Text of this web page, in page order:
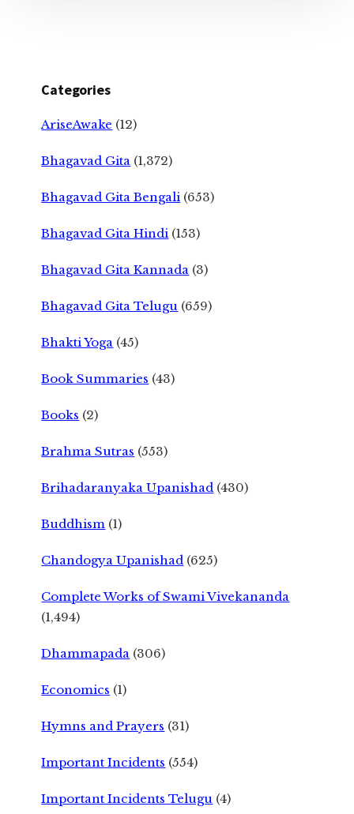
Categories
AriseAwake (12)
Bhagavad Gita (1,372)
Bhagavad Gita Bengali (653)
Bhagavad Gita Hindi (153)
Bhagavad Gita Kannada (3)
Bhagavad Gita Telugu (659)
Bhakti Yoga (45)
Book Summaries (43)
Books (2)
Brahma Sutras (553)
Brihadaranyaka Upanishad (430)
Buddhism (1)
Chandogya Upanishad (625)
Complete Works of Swami Vivekananda
(1,494)
Dhammapada (306)
Economics (1)
Hymns and Prayers (31)
Important Incidents (554)
Important Incidents Telugu (4)